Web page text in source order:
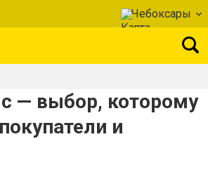
Чебоксары
— выбор, которому
и